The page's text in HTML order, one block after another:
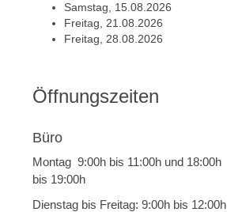
Samstag, 15.08.2026
Freitag, 21.08.2026
Freitag, 28.08.2026
Öffnungszeiten
Büro
Montag 9:00h bis 11:00h und 18:00h
bis 19:00h
Dienstag bis Freitag: 9:00h bis 12:00h